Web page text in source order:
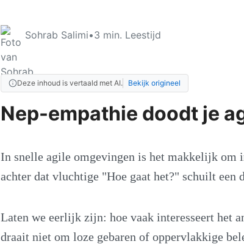
Sohrab Salimi•3 min. Leestijd
Deze inhoud is vertaald met AI. Bekijk origineel
Nep-empathie doodt je
In snelle agile omgevingen is het makkelijk om
achter dat vluchtige "Hoe gaat het?" schuilt een
Laten we eerlijk zijn: hoe vaak interesseert het
draait niet om loze gebaren of oppervlakkige